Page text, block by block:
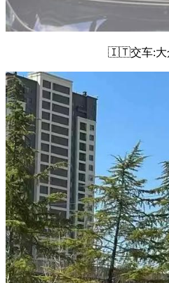
🇮🇹交车:大